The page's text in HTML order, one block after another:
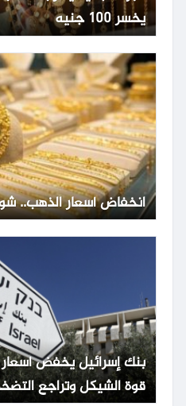
يخسر 100 جنيه
انخفاض أسعار الذهب..
قوة الشيكل وتراجع